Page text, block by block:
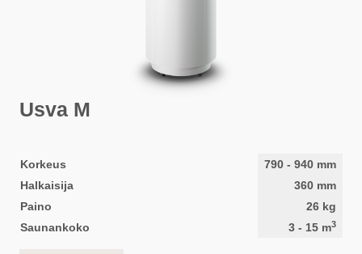
Usva M
Korkeus 790 - 940 mm
Halkaisija
360 mm
Paino
26 kg
Saunankoko
3 - 15 m3